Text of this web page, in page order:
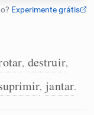
, destruir,
, jantar.